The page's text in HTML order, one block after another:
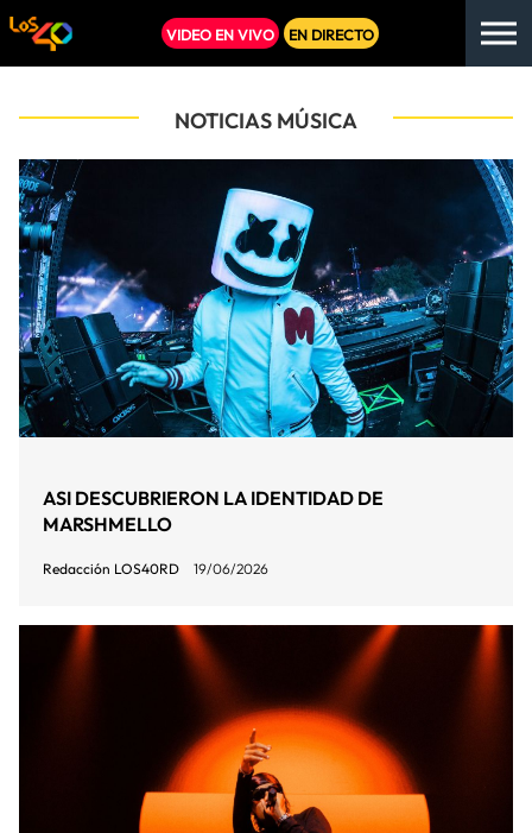
VIDEO EN VIVO EN DIRECTO
NOTICIAS MÚSICA
ASI DESCUBRIERON LA IDENTIDAD DE
MARSHMELLO
Redacción LOS40RD 19/06/2026